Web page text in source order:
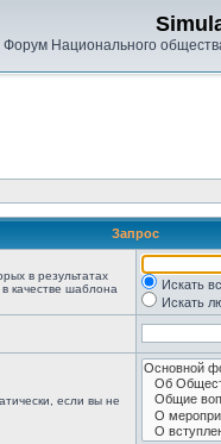
Форум Национального
Запрос
в результатах
в качестве шаблона
Искать
Искать
если вы не